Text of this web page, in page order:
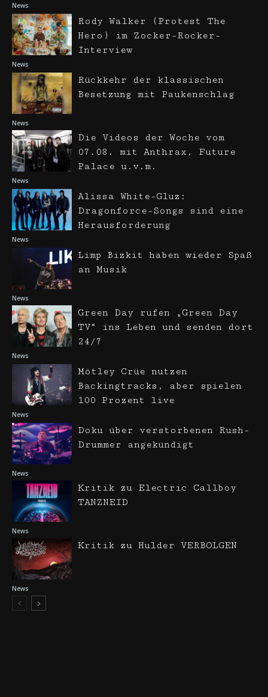
News
News
Rody Walker (Protest The
Hero) im Zocker-Rocker-
Interview
News
Rückkehr der klassischen
Besetzung mit Paukenschlag
News
Die Videos der Woche vom
07.08. mit Anthrax, Future
Palace u.v.m.
News
Alissa White-Gluz:
Dragonforce-Songs sind eine
Herausforderung
News
Limp Bizkit haben wieder Spaß
an Musik
News
Green Day rufen „Green Day
TV“ ins Leben und senden dort
24/7
News
Mötley Crüe nutzen
Backingtracks, aber spielen
100 Prozent live
News
Doku über verstorbenen Rush-
Drummer angekündigt
News
Kritik zu Electric Callboy
TANZNEID
News
Kritik zu Hulder VERBOLGEN